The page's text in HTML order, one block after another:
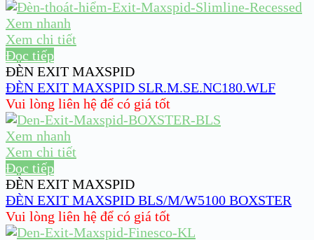
Xem nhanh
Xem chi tiết
Đọc tiếp
ĐÈN EXIT MAXSPID
ĐÈN EXIT MAXSPID SLR.M.SE.NC180.WLF
Vui lòng liên hệ để có giá tốt
Xem nhanh
Xem chi tiết
Đọc tiếp
ĐÈN EXIT MAXSPID
ĐÈN EXIT MAXSPID BLS/M/W5100 BOXSTER
Vui lòng liên hệ để có giá tốt